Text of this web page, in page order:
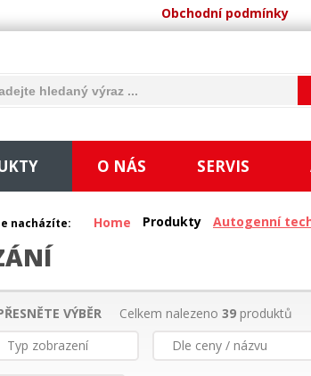
Obchodní podmínky
O NÁS SERVIS
nacházíte: Home Produkty Autogenní
VÝBĚR Celkem nalezeno 39 produktů
Typ zobrazení
Dle ceny / názvu